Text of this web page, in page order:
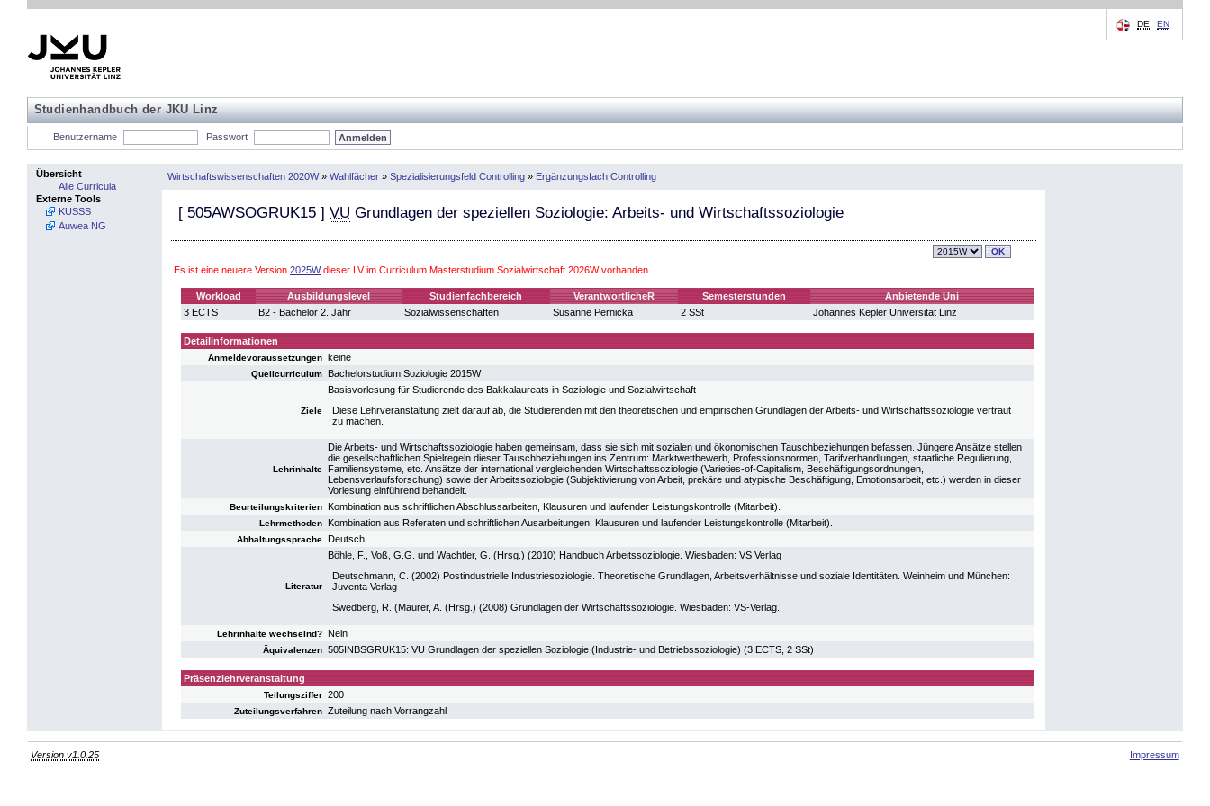
Studienhandbuch der JKU Linz
DE EN
Benutzername Passwort
Übersicht
Alle Curricula
Externe Tools
KUSSS
Auwea NG
Wirtschaftswissenschaften 2020W » Wahlfächer » Spezialisierungsfeld Controlling » Ergänzungsfach Controlling
[ 505AWSOGRUK15 ] VU Grundlagen der speziellen Soziologie: Arbeits- und Wirtschaftssoziologie
Es ist eine neuere Version 2025Wdieser LV im Curriculum Masterstudium Sozialwirtschaft 2026W vorhanden.
Workload Ausbildungslevel Studienfachbereich VerantwortlicheR Semesterstunden
Anbietende Uni
3 ECTS
B2 - Bachelor 2. Jahr Sozialwissenschaften Susanne Pernicka 2 SSt Johannes Kepler Universität Linz
Detailinformationen
Anmeldevoraussetzungen keine
Quellcurriculum Bachelorstudium Soziologie 2015W
Ziele
Basisvorlesung für Studierende des Bakkalaureats in Soziologie und Sozialwirtschaft
Diese Lehrveranstaltung zielt darauf ab, die Studierenden mit den theoretischen und empirischen Grundlagen der Arbeits- und Wirtschaftssoziologie vertraut
zu machen.
Lehrinhalte
Die Arbeits- und Wirtschaftssoziologie haben gemeinsam, dass sie sich mit sozialen und ökonomischen Tauschbeziehungen befassen. Jüngere Ansätze stellen
die gesellschaftlichen Spielregeln dieser Tauschbeziehungen ins Zentrum: Marktwettbewerb, Professionsnormen, Tarifverhandlungen, staatliche Regulierung,
Familiensysteme, etc. Ansätze der international vergleichenden Wirtschaftssoziologie (Varieties-of-Capitalism, Beschäftigungsordnungen,
Lebensverlaufsforschung) sowie der Arbeitssoziologie (Subjektivierung von Arbeit, prekäre und atypische Beschäftigung, Emotionsarbeit, etc.) werden in dieser
Vorlesung einführend behandelt.
Beurteilungskriterien Kombination aus schriftlichen Abschlussarbeiten, Klausuren und laufender Leistungskontrolle (Mitarbeit).
Lehrmethoden Kombination aus Referaten und schriftlichen Ausarbeitungen, Klausuren und laufender Leistungskontrolle (Mitarbeit).
Abhaltungssprache Deutsch
Literatur
Böhle, F., Voß, G.G. und Wachtler, G. (Hrsg.) (2010) Handbuch Arbeitssoziologie. Wiesbaden: VS Verlag
Deutschmann, C. (2002) Postindustrielle Industriesoziologie. Theoretische Grundlagen, Arbeitsverhältnisse und soziale Identitäten. Weinheim und München:
Juventa Verlag
Swedberg, R. (Maurer, A. (Hrsg.) (2008) Grundlagen der Wirtschaftssoziologie. Wiesbaden: VS-Verlag.
Lehrinhalte wechselnd? Nein
Äquivalenzen 505INBSGRUK15: VU Grundlagen der speziellen Soziologie (Industrie- und Betriebssoziologie) (3 ECTS, 2 SSt)
Präsenzlehrveranstaltung
Teilungsziffer 200
Zuteilungsverfahren Zuteilung nach Vorrangzahl
Version v1.0.25 Impressum